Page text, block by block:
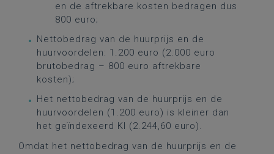
en de aftrekbare kosten bedragen dus
800 euro;
Nettobedrag van de huurprijs en de
huurvoordelen: 1.200 euro (2.000 euro
brutobedrag – 800 euro aftrekbare
kosten);
Het nettobedrag van de huurprijs en de
huurvoordelen (1.200 euro) is kleiner dan
het geïndexeerd KI (2.244,60 euro).
Omdat het nettobedrag van de huurprijs en de